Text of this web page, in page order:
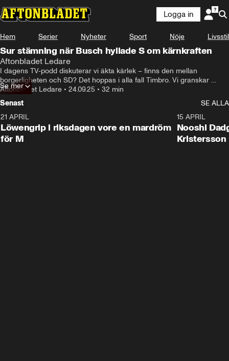
Logga in
Hem Serier Nyheter Sport Nöje Livsstil
Sur stämning när Busch hyllade S om kärnkraften
Aftonbladet Ledare
I dagens TV-podd diskuterar vi äkta kärlek – finns den mellan
borgerligheten och SD? Det hoppas i alla fall Timbro. Vi granskar
också regeringens budget. Och så pratar vi om de avbrutna
energisamtalen, vem var det egentligen som sabbade en uppgörelse?
Röda tråden av och med Anders Lindberg, Jonna Sima och Kalle
Sundin.
Aftonbladet Ledare • 24.09.25 • 32 min
Se mer
Senast
SE ALLA
21 APRIL
Löwengrip i riksdagen vore en mardröm
för M
15 APRIL
Nooshi
Kristersson